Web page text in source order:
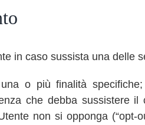
in caso sussista una delle
o più finalità
che debba sussistere il
non si opponga